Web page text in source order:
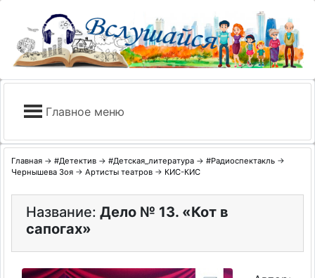
content
Главное меню
Главная → #Детектив → #Детская_литература → #Радиоспектакль →
Чернышева Зоя → Артисты театров → КИС-КИС
Название: Дело № 13. «Кот в
сапогах»